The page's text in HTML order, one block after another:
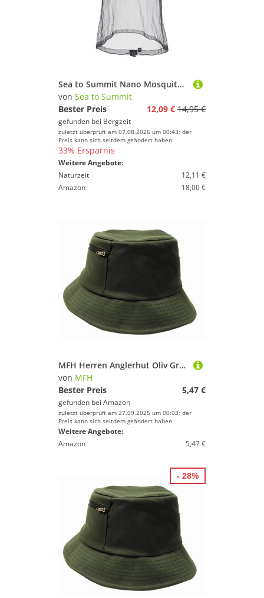
Sea to Summit Nano Mosquito Headnet
von Sea to Summit
Bester Preis
12,09 € 14,95 €
gefunden bei Bergzeit
zuletzt überprüft am 07.08.2026 um 00:43; der
Preis kann sich seitdem geändert haben.
33% Ersparnis
Weitere Angebote:
Naturzeit
12,11 €
Amazon
18,00 €
MFH Herren Anglerhut Oliv Größe L
von MFH
Bester Preis
5,47 €
gefunden bei Amazon
zuletzt überprüft am 27.09.2025 um 00:03; der
Preis kann sich seitdem geändert haben.
Weitere Angebote:
Amazon
5,47 €
- 28%